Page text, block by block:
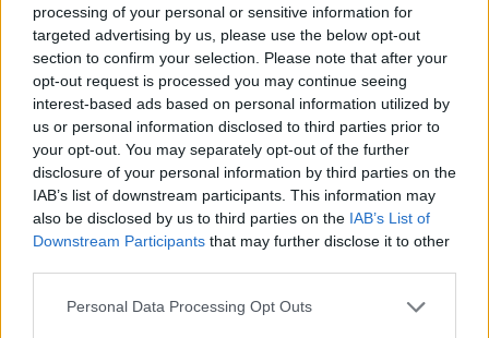
processing of your personal or sensitive information for
targeted advertising by us, please use the below opt-out
section to confirm your selection. Please note that after your
opt-out request is processed you may continue seeing
interest-based ads based on personal information utilized by
us or personal information disclosed to third parties prior to
your opt-out. You may separately opt-out of the further
disclosure of your personal information by third parties on the
IAB’s list of downstream participants. This information may
also be disclosed by us to third parties on the IAB’s List of
Downstream Participants that may further disclose it to other
Personal Data Processing Opt Outs
Veszélyes játékhamisítványok terjednek: ha
vettél ilyet, nézd meg, minden rendben van-e
vele!
A közösségi médiában hódító, stresszoldó Squishy
Dumpling játékok óriási népszerűsége miatt
elárasztották a piacot az olcsó és rendkívül veszélyes
hamisítványok.